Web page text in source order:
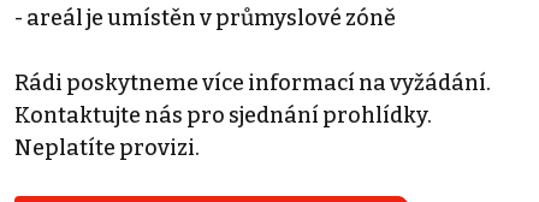
- areál je umístěn v průmyslové zóně
Rádi poskytneme více informací na vyžádání.
Kontaktujte nás pro sjednání prohlídky.
Neplatíte provizi.